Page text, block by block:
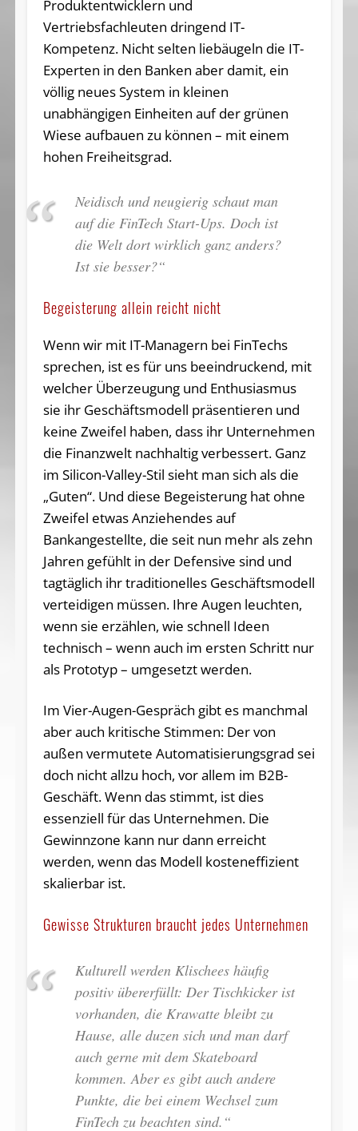
Produktentwicklern und
Vertriebsfachleuten dringend IT-
Kompetenz. Nicht selten liebäugeln die IT-
Experten in den Banken aber damit, ein
völlig neues System in kleinen
unabhängigen Einheiten auf der grünen
Wiese aufbauen zu können – mit einem
hohen Freiheitsgrad.
Neidisch und neugierig schaut man
auf die FinTech Start-Ups. Doch ist
die Welt dort wirklich ganz anders?
Ist sie besser?“
Begeisterung allein reicht nicht
Wenn wir mit IT-Managern bei FinTechs
sprechen, ist es für uns beeindruckend, mit
welcher Überzeugung und Enthusiasmus
sie ihr Geschäftsmodell präsentieren und
keine Zweifel haben, dass ihr Unternehmen
die Finanzwelt nachhaltig verbessert. Ganz
im Silicon-Valley-Stil sieht man sich als die
„Guten“. Und diese Begeisterung hat ohne
Zweifel etwas Anziehendes auf
Bankangestellte, die seit nun mehr als zehn
Jahren gefühlt in der Defensive sind und
tagtäglich ihr traditionelles Geschäftsmodell
verteidigen müssen. Ihre Augen leuchten,
wenn sie erzählen, wie schnell Ideen
technisch – wenn auch im ersten Schritt nur
als Prototyp – umgesetzt werden.
Im Vier-Augen-Gespräch gibt es manchmal
aber auch kritische Stimmen: Der von
außen vermutete Automatisierungsgrad sei
doch nicht allzu hoch, vor allem im B2B-
Geschäft. Wenn das stimmt, ist dies
essenziell für das Unternehmen. Die
Gewinnzone kann nur dann erreicht
werden, wenn das Modell kosteneffizient
skalierbar ist.
Gewisse Strukturen braucht jedes Unternehmen
Kulturell werden Klischees häufig
positiv übererfüllt: Der Tischkicker ist
vorhanden, die Krawatte bleibt zu
Hause, alle duzen sich und man darf
auch gerne mit dem Skateboard
kommen. Aber es gibt auch andere
Punkte, die bei einem Wechsel zum
FinTech zu beachten sind.“